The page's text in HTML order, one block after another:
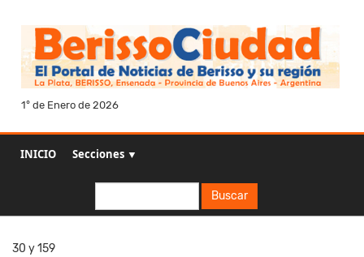
1° de Enero de 2026
INICIO Secciones ▼
Buscar
30 y 159